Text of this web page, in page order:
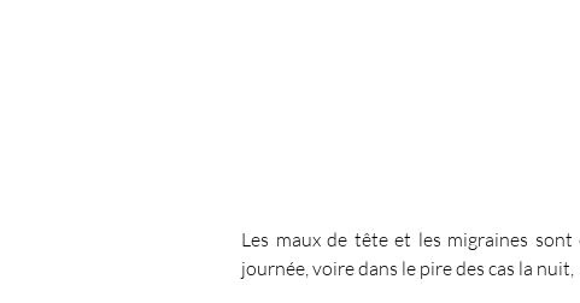
Les maux de tête et les migraines
journée, voire dans le pire des cas la